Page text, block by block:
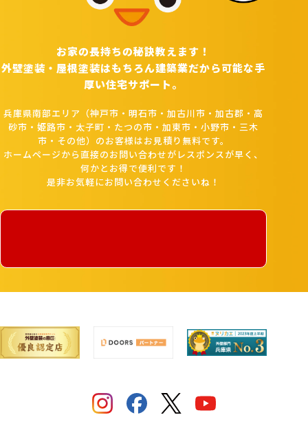
お家の長持ちの秘訣教えます！
外壁塗装・屋根塗装はもちろん建築業だから可能な手
厚い住宅サポート。
兵庫県南部エリア（神戸市・明石市・加古川市・加古郡・高
砂市・姫路市・太子町・たつの市・加東市・小野市・三木
市・その他）のお客様はお見積り無料です。
ホームページから直接のお問い合わせがレスポンスが早く、
何かとお得で便利です！
是非お気軽にお問い合わせくださいね！